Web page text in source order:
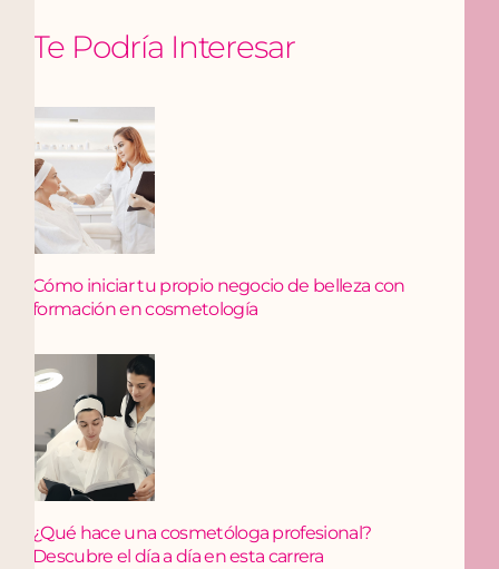
Te Podría Interesar
Cómo iniciar tu propio negocio de belleza con
formación en cosmetología
¿Qué hace una cosmetóloga profesional?
Descubre el día a día en esta carrera